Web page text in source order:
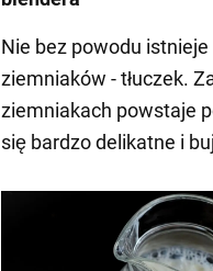
Nie bez powodu
ziemniaków - tłuczek.
ziemniakach powstaje
się bardzo delikatne i